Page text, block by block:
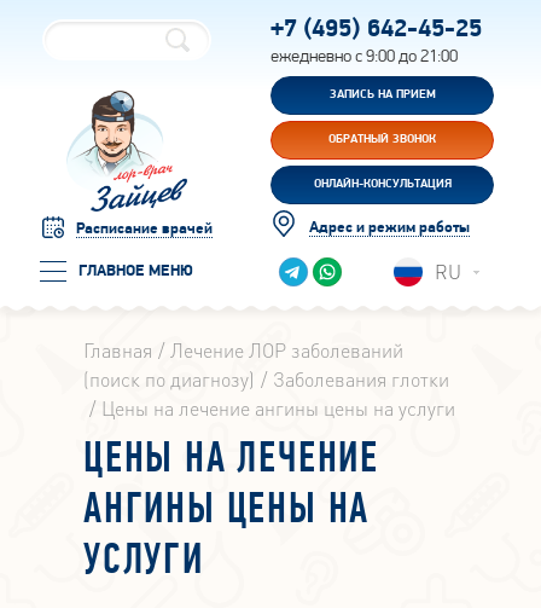
Расписание врачей
ГЛАВНОЕ МЕНЮ
+7 (495) 642-45-25
ежедневно с 9:00 до 21:00
ЗАПИСЬ НА ПРИЕМ
ОБРАТНЫЙ ЗВОНОК
ОНЛАЙН-КОНСУЛЬТАЦИЯ
Адрес и режим работы
RU
Главная
Лечение ЛОР заболеваний
(поиск по диагнозу)
Заболевания глотки
Цены на лечение ангины цены на услуги
ЦЕНЫ НА ЛЕЧЕНИЕ
АНГИНЫ ЦЕНЫ НА
УСЛУГИ